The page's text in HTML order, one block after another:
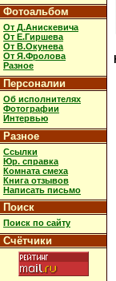
Фотоальбом
От Д.Анискевича
От Е.Гиршева
От В.Окунева
От Я.Фролова
Разное
Персоналии
Об исполнителях
Фотографии
Интервью
Разное
Ссылки
Юр. справка
Комната смеха
Книга отзывов
Написать письмо
Поиск
Поиск по сайту
Счётчики